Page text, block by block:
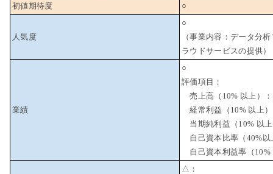
初値期待度
○
人気度
○
（事業内容：データ分
ラウドサービスの提供）
業績
○
評価項目：
売上高（10% 以上）
経常利益（10% 以上
当期純利益（10% 以
自己資本比率（40%以
自己資本利益率（10%
△：